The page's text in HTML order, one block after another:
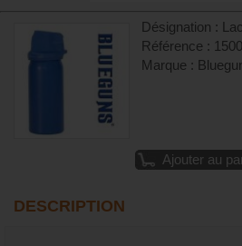
Désignation :
Référence :
Marque :
Ajouter au
DESCRIPTION